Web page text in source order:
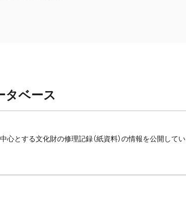
タベース
とする文化財の修理記録（紙資料）の情報を公開してい